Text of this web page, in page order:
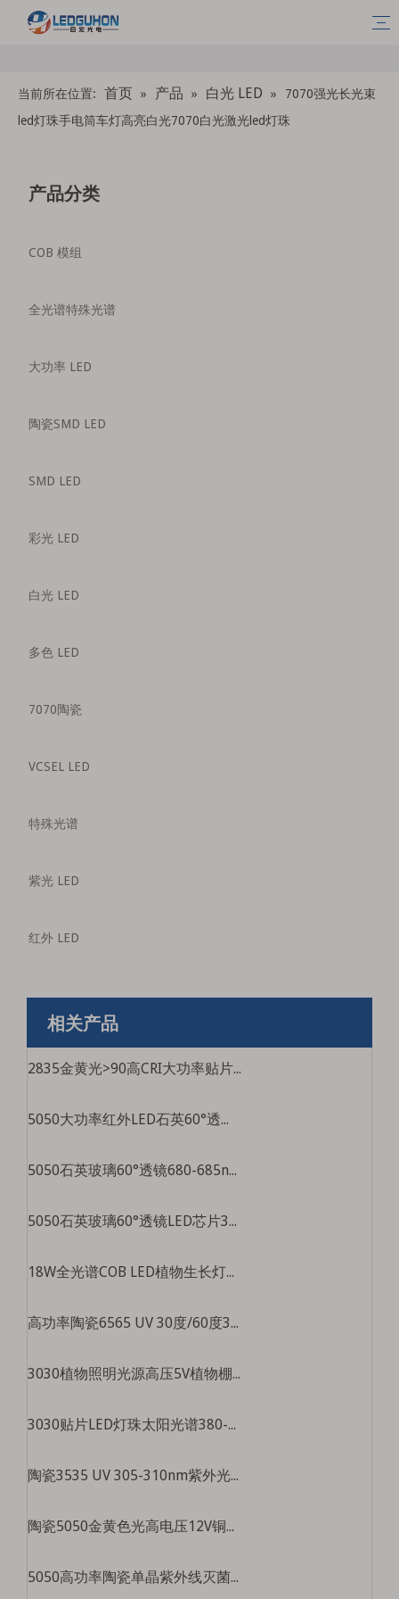
当前所在位置: 首页 » 产品 » 白光 LED »
7070强光长光束
led灯珠手电筒车灯高亮白光7070白光激光led灯珠
产品分类
COB 模组
全光谱特殊光谱
大功率 LED
陶瓷SMD LED
SMD LED
彩光 LED
白光 LED
多色 LED
7070陶瓷
VCSEL LED
特殊光谱
紫光 LED
红外 LED
相关产品
2835金黄光>90高CRI大功率贴片LED光源
5050大功率红外LED石英60°透镜705-1150nm识别检测IR红外光源
5050石英玻璃60°透镜680-685nm工业视觉检测大功率LED光源
5050石英玻璃60°透镜LED芯片365-425nm防伪检测大功率LED光源
18W全光谱COB LED植物生长灯，95+高显色指数，连续太阳光谱LED
高功率陶瓷6565 UV 30度/60度365-410nm紫外固化光源
3030植物照明光源高压5V植物棚专用大功率0.8W全光谱LED灯珠
3030贴片LED灯珠太阳光谱380-780nm检测仪器分析仪全光谱LED光源
陶瓷3535 UV 305-310nm紫外光固化光源
陶瓷5050金黄色光高电压12V铜基板20W高功率LED灯光源
5050高功率陶瓷单晶紫外线灭菌，美甲和钞票探测器LED轻珠